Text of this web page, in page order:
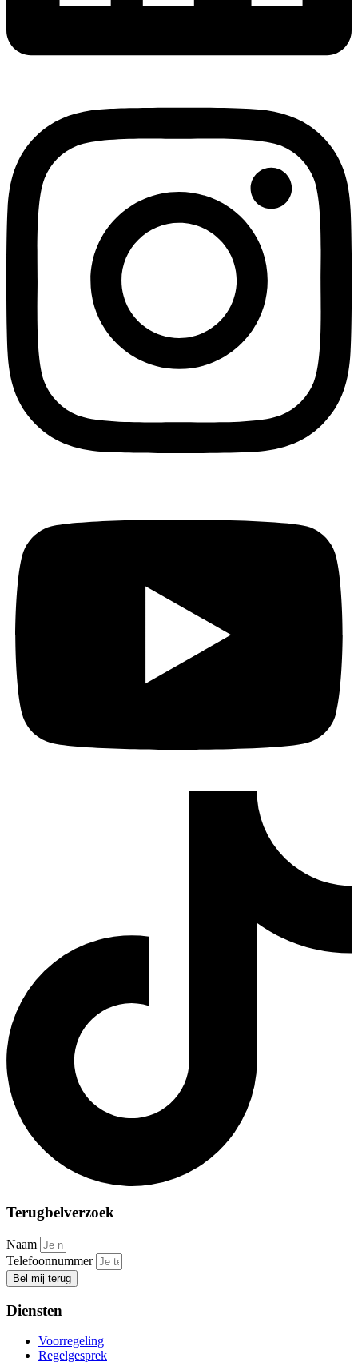
Terugbelverzoek
Naam
Telefoonnummer
Bel mij terug
Diensten
Voorregeling
Regelgesprek